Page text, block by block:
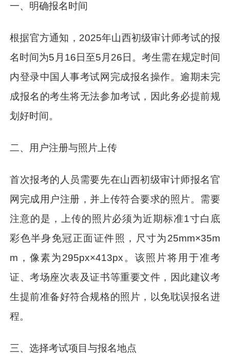
一、明确报名时间
根据官方通知，2025年山西初级审计师考试的报
名时间为5月16日至5月26日。考生需在规定时间
内登录中国人事考试网完成报名操作。逾期未完
成报名的考生将无法参加考试，因此务必提前规
划好时间。
二、用户注册与照片上传
首次报考的人员需要先在山西初级审计师报名官
网完成用户注册，并上传符合要求的照片。需要
注意的是，上传的照片必须为近期标准1寸白底
彩色半身免冠正面证件照，尺寸为25mm×35m
m，像素为295px×413px。该照片将用于准考
证、考场座次表及证书等重要文件，因此建议考
生提前准备好符合规格的照片，以免耽误报名进
程。
三、选择考试项目与报名地点